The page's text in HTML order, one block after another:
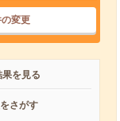
変更
を見る
さがす